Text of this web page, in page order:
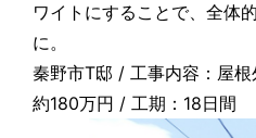
ワイトにすることで、全体
に。
秦野市T邸 / 工事内容：屋根
約180万円 / 工期：18日間